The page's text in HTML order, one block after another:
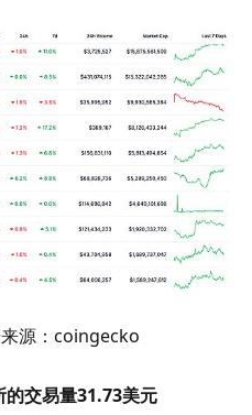
源：coingecko
交易量31.73美元